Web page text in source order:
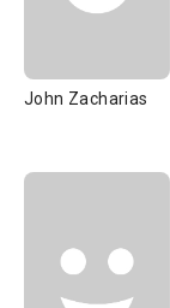
John Zacharias